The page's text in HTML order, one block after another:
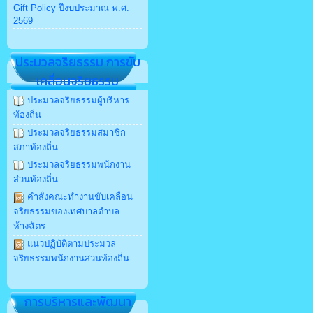
Gift Policy ปีงบประมาณ พ.ศ.
2569
ประมวลจริยธรรม การขับ
เคลื่อนจริยธรรม
ประมวลจริยธรรมผู้บริหาร
ท้องถิ่น
ประมวลจริยธรรมสมาชิก
สภาท้องถิ่น
ประมวลจริยธรรมพนักงาน
ส่วนท้องถิ่น
คำสั่งคณะทำงานขับเคลื่อน
จริยธรรมของเทศบาลตำบล
ห้างฉัตร
แนวปฏิบัติตามประมวล
จริยธรรมพนักงานส่วนท้องถิ่น
การบริหารและพัฒนา